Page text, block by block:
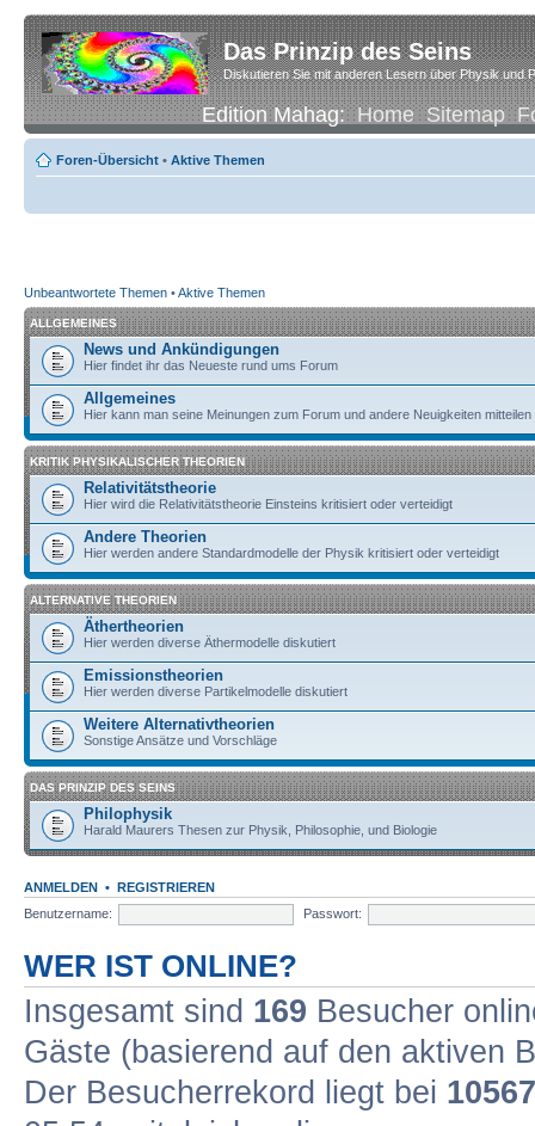
Das Prinzip des Seins
Diskutieren Sie mit anderen Lesern über Physik und
Edition Mahag:Home Sitemap
Foren-Übersicht • Aktive Themen
Unbeantwortete Themen •Aktive Themen
ALLGEMEINES
News und Ankündigungen
Hier findet ihr das Neueste rund ums Forum
Allgemeines
Hier kann man seine Meinungen zum Forum und andere Neuigkeiten mitteilen
KRITIK PHYSIKALISCHER THEORIEN
Relativitätstheorie
Hier wird die Relativitätstheorie Einsteins kritisiert oder verteidigt
Andere Theorien
Hier werden andere Standardmodelle der Physik kritisiert oder verteidigt
ALTERNATIVE THEORIEN
Äthertheorien
Hier werden diverse Äthermodelle diskutiert
Emissionstheorien
Hier werden diverse Partikelmodelle diskutiert
Weitere Alternativtheorien
Sonstige Ansätze und Vorschläge
DAS PRINZIP DES SEINS
Philophysik
Harald Maurers Thesen zur Physik, Philosophie, und Biologie
ANMELDEN • REGISTRIEREN
Benutzername:
Passwort:
WER IST ONLINE?
Insgesamt sind 169 Besucher
Gäste (basierend auf den aktiven
Der Besucherrekord liegt bei 10567